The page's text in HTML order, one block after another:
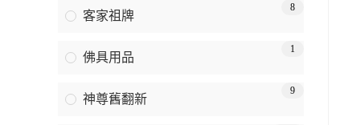
客家祖牌
8
佛具用品
1
神尊舊翻新
9